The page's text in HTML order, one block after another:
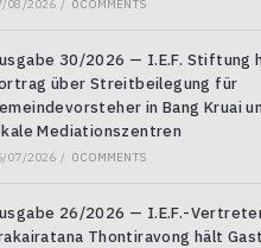
08/2026 / 0 COMMENTS
30/2026 — I.E.F. Stiftung
über Streitbeilegung für
in Bang Kruai
Mediationszentren
07/2026 / 0 COMMENTS
26/2026 — I.E.F.-
Thontiravong hält